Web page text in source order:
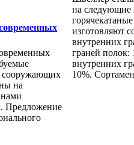
сооружающих
на
Предложение
на следующие
изготовляют
внутренних
граней
внутренних
10%.